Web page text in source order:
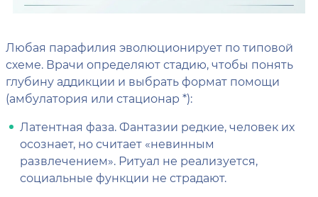
Любая парафилия эволюционирует по типовой
схеме. Врачи определяют стадию, чтобы понять
глубину аддикции и выбрать формат помощи
(амбулатория или стационар *):
Латентная фаза. Фантазии редкие, человек их
осознает, но считает «невинным
развлечением». Ритуал не реализуется,
социальные функции не страдают.